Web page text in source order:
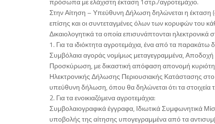
Στην Αίτηση – Υπεύθυνη Δήλωση δηλώνεται η έκταση
επίσης και οι συντεταγμένες όλων των κορυφών του
Δικαιολογητικά τα οποία επισυνάπτονται ηλεκτρονικά
1. Για τα ιδιόκτητα αγροτεμάχια, ένα από τα παρακάτω
Συμβόλαια αγοράς νομίμως μεταγεγραμμένα,
Προσκύρωση, με δικαστική απόφαση απονομή
Ηλεκτρονικής Δήλωσης Περιουσιακής Κατάστασης
υπεύθυνη δήλωση, όπου θα δηλώνεται ότι τα στοιχεία
2. Για τα ενοικιαζόμενα αγροτεμάχια:
Συμβολαιογραφικά έγγραφα, Ιδιωτικά Συμφωνητικά
υποβολής της αίτησης υπογεγραμμένα από τα